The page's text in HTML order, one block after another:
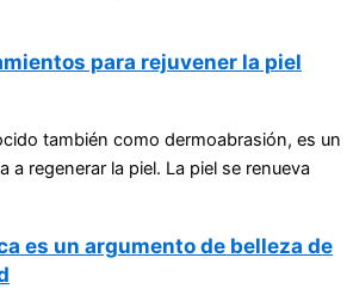
para rejuvener la piel
también como dermoabrasión, es un
a regenerar la piel. La piel se renueva
es un argumento de belleza de